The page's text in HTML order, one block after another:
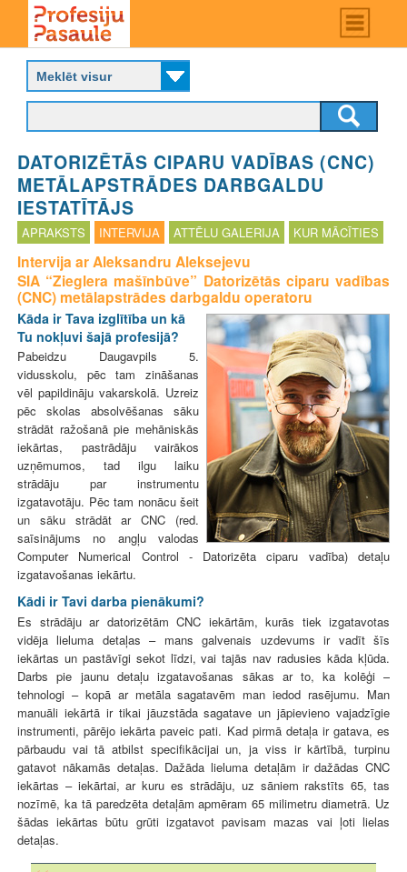
main
content
Main
menu
P
o
f
e
i
j
u
p
a
s
a
u
l
e
DATORIZĒTĀS CIPARU VADĪBAS (CNC)
METĀLAPSTRĀDES DARBGALDU
IESTATĪTĀJS
APRAKSTS INTERVIJA ATTĒLU GALERIJA KUR MĀCĪTIES
Intervija ar Aleksandru Aleksejevu
SIA “Zieglera mašīnbūve” Datorizētās ciparu vadības
(CNC) metālapstrādes darbgaldu operatoru
Kāda ir Tava izglītība un kā
Tu nokļuvi šajā profesijā?
Pabeidzu Daugavpils 5.
vidusskolu, pēc tam zināšanas
vēl papildināju vakarskolā. Uzreiz
pēc skolas absolvēšanas sāku
strādāt ražošanā pie mehāniskās
iekārtas, pastrādāju vairākos
uzņēmumos, tad ilgu laiku
strādāju par instrumentu
izgatavotāju. Pēc tam nonācu šeit
un sāku strādāt ar CNC (red.
saīsinājums no angļu valodas
Computer Numerical Control - Datorizēta ciparu vadība) detaļu
izgatavošanas iekārtu.
Kādi ir Tavi darba pienākumi?
Es strādāju ar datorizētām CNC iekārtām, kurās tiek izgatavotas
vidēja lieluma detaļas – mans galvenais uzdevums ir vadīt šīs
iekārtas un pastāvīgi sekot līdzi, vai tajās nav radusies kāda kļūda.
Darbs pie jaunu detaļu izgatavošanas sākas ar to, ka kolēģi –
tehnologi – kopā ar metāla sagatavēm man iedod rasējumu. Man
manuāli iekārtā ir tikai jāuzstāda sagatave un jāpievieno vajadzīgie
instrumenti, pārējo iekārta paveic pati. Kad pirmā detaļa ir gatava, es
pārbaudu vai tā atbilst specifikācijai un, ja viss ir kārtībā, turpinu
gatavot nākamās detaļas. Dažāda lieluma detaļām ir dažādas CNC
iekārtas – iekārtai, ar kuru es strādāju, uz sāniem rakstīts 65, tas
nozīmē, ka tā paredzēta detaļām apmēram 65 milimetru diametrā. Uz
šādas iekārtas būtu grūti izgatavot pavisam mazas vai ļoti lielas
detaļas.